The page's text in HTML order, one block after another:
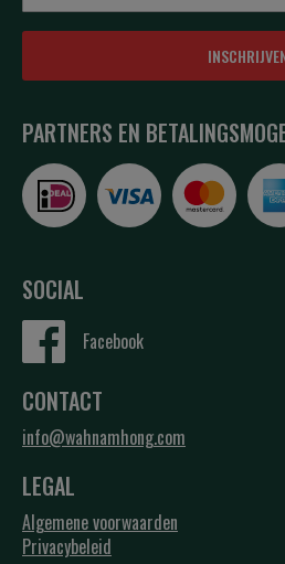
PARTNERS EN
SOCIAL
Facebook
CONTACT
info@wahnamhong.com
LEGAL
Algemene voorwaarden
Privacybeleid